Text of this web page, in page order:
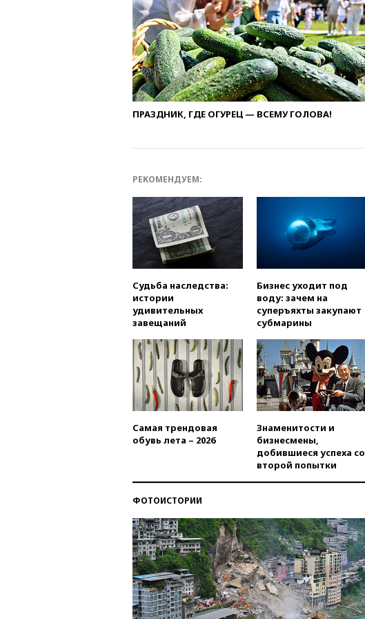
ПРАЗДНИК, ГДЕ ОГУРЕЦ — ВСЕМУ ГОЛОВА!
РЕКОМЕНДУЕМ:
Судьба наследства:
истории
удивительных
завещаний
Бизнес уходит под
воду: зачем на
суперъяхты закупают
субмарины
Самая трендовая
обувь лета – 2026
Знаменитости и
бизнесмены,
добившиеся успеха со
второй попытки
ФОТОИСТОРИИ